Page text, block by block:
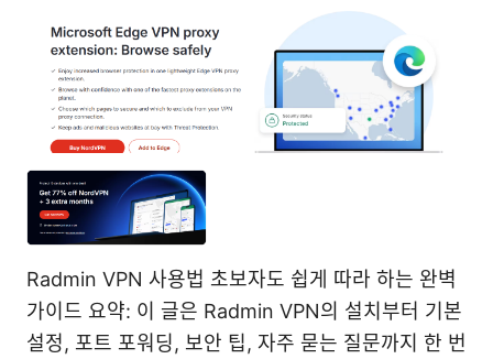
Radmin VPN 사용법 초보자도 쉽게 따라 하는 완벽
가이드 요약: 이 글은 Radmin VPN의 설치부터 기본
설정, 포트 포워딩, 보안 팁, 자주 묻는 질문까지 한 번